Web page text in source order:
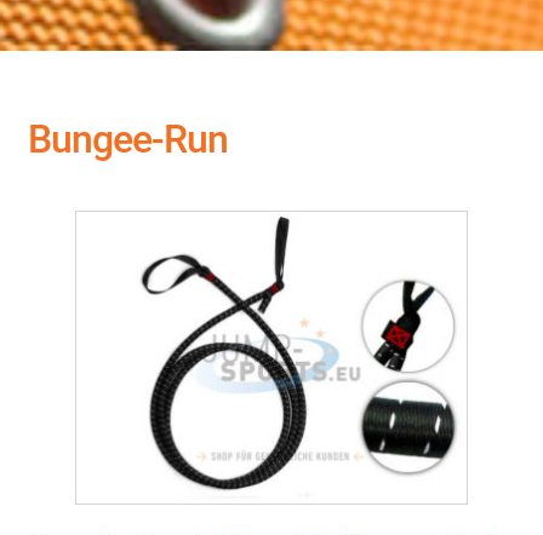
Bungee-Run